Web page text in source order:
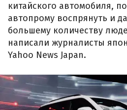
китайского автомобиля,
автопрому воспрянуть и
большему количеству
написали журналисты
Yahoo News Japan.